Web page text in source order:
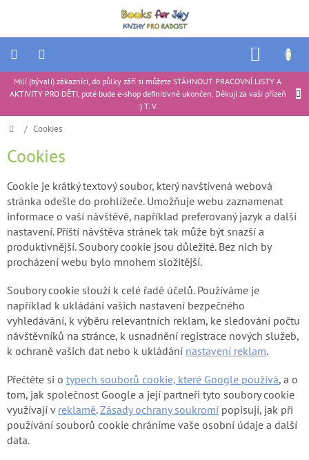
Milí (bývalí) zákazníci, do půlky září si můžete STÁHNOUT PRACOVNÍ LISTY A
AKTIVITY PRO DĚTI, poté bude e-shop definitivně ukončen. Děkuji za vaši přízeň
:) T. V.
KOŠÍK
Ukázkové
produkty
Portfolio
Tipy
na
Aktivity
pro
děti
Recenze
stažení
Blog
Značky
Přihlášení
Domů
/ Cookies
Cookies
Cookie je krátký textový soubor, který navštívená webová
stránka odešle do prohlížeče. Umožňuje webu zaznamenat
informace o vaší návštěvě, například preferovaný jazyk a další
nastavení. Příští návštěva stránek tak může být snazší a
produktivnější. Soubory cookie jsou důležité. Bez nich by
procházení webu bylo mnohem složitější.
Soubory cookie slouží k celé řadě účelů. Používáme je
například k ukládání vašich nastavení bezpečného
vyhledávání, k výběru relevantních reklam, ke sledování počtu
návštěvníků na stránce, k usnadnění registrace nových služeb,
k ochraně vašich dat nebo k ukládání nastavení reklam.
Přečtěte si o typech souborů cookie, které Google používá, a o
tom, jak společnost Google a její partneři tyto soubory cookie
využívají v reklamě.Zásady ochrany soukromí popisují, jak při
používání souborů cookie chráníme vaše osobní údaje a další
data.